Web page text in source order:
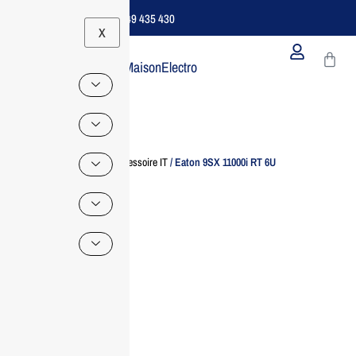
Support B2B Dédié | 06 49 435 430
X
MaisonElectro
Home /Accessoire IT/ Eaton 9SX 11000i RT 6U